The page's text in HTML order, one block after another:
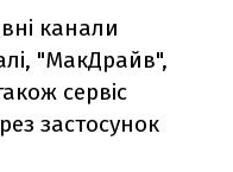
канали
"МакДрайв",
сервіс
застосунок